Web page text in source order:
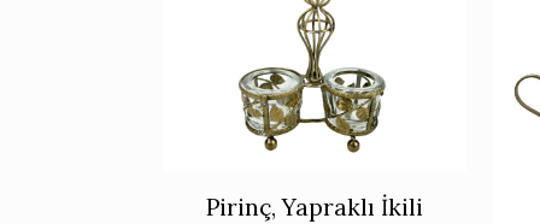
Pirinç, Yapraklı İkili